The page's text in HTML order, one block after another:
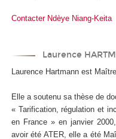
Contacter Ndèye Niang-Keita
Laurence
Laurence Hartmann est
Elle a soutenu sa thèse de
« Tarification, régulation et
en France » en janvier
avoir été ATER, elle a été